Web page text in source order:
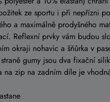
ze sportu i při nepřízni
a maximálně prodyšného
Reflexní prvky vám budou
okraji nohavic a šňůrka v
gumy jsou dva fixační
na zip na zadním díle je